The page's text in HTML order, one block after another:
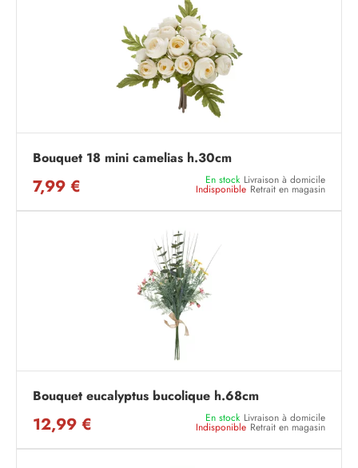
Bouquet 18 mini camelias h.30cm
7,99 € En stock Livraison à domicile
Indisponible Retrait en magasin
Bouquet eucalyptus bucolique h.68cm
12,99 € En stock Livraison à domicile
Indisponible Retrait en magasin